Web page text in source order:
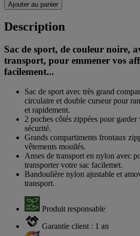
Ajouter au panier
Description
Sac de sport, de couleur noire,
transport, pour emmener vos
facilement...
Sac de sport avec très grand
circulaire et double curseur pour
et rapidement.
2 poches côtés zippées pour
sécurité.
Grands compartiments frontaux
vêtements mouilés.
Anses de transport en nylon avec
transporter votre sac facilemet.
Bandoulière nylon ajustable et
transport.
Produit responsable
Garantie client : 1 an